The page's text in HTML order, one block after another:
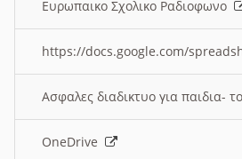
Ευρωπαικο Σχολικο Ραδιοφωνο
https://docs.google.com/
Ασφαλες διαδικτυο για παιδια-
OneDrive